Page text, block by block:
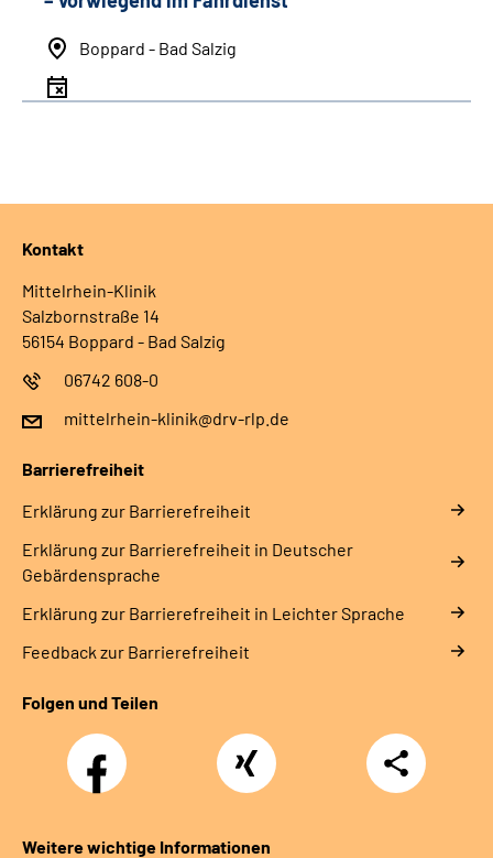
Boppard - Bad Salzig
Kontakt
Mittelrhein-Klinik
Salzbornstraße 14
56154 Boppard - Bad Salzig
06742 608-0
mittelrhein-klinik@drv-rlp.de
Barrierefreiheit
Erklärung zur Barrierefreiheit
Erklärung zur Barrierefreiheit in Deutscher
Gebärdensprache
Erklärung zur Barrierefreiheit in Leichter Sprache
Feedback zur Barrierefreiheit
Folgen und Teilen
Facebook Xing
Teilen
Weitere wichtige Informationen